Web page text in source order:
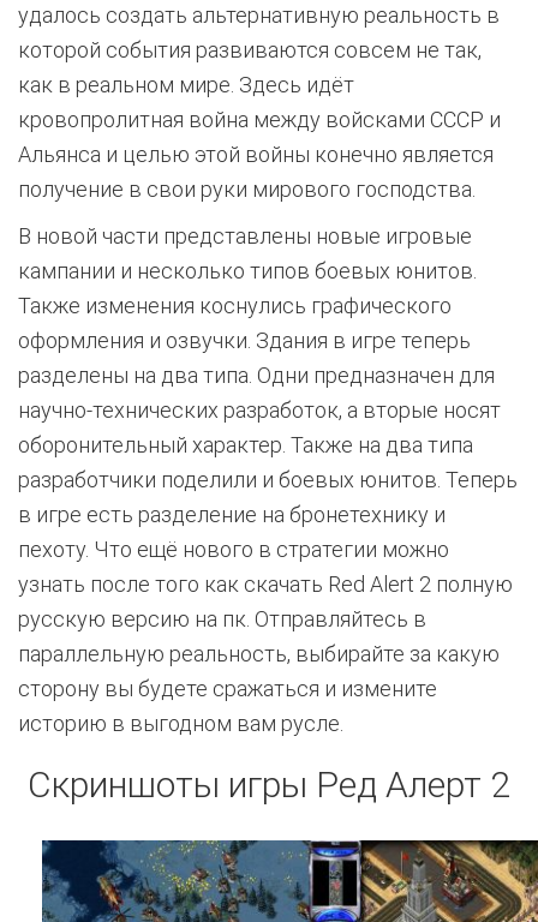
удалось создать альтернативную реальность в
которой события развиваются совсем не так,
как в реальном мире. Здесь идёт
кровопролитная война между войсками СССР и
Альянса и целью этой войны конечно является
получение в свои руки мирового господства.
В новой части представлены новые игровые
кампании и несколько типов боевых юнитов.
Также изменения коснулись графического
оформления и озвучки. Здания в игре теперь
разделены на два типа. Одни предназначен для
научно-технических разработок, а вторые носят
оборонительный характер. Также на два типа
разработчики поделили и боевых юнитов. Теперь
в игре есть разделение на бронетехнику и
пехоту. Что ещё нового в стратегии можно
узнать после того как скачать Red Alert 2 полную
русскую версию на пк. Отправляйтесь в
параллельную реальность, выбирайте за какую
сторону вы будете сражаться и измените
историю в выгодном вам русле.
Скриншоты игры Ред Алерт 2